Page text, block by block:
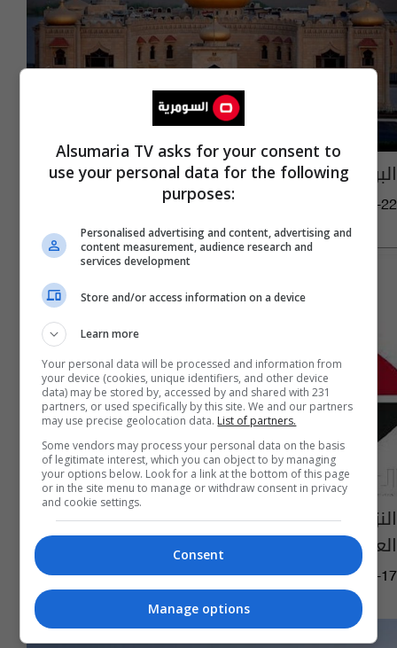
البرلمان يعلن اسماء المرشحين لرئاسة الجمهورية
11:24 | 2022-02-22
النزاهة الاتحادية تناقش آليات منح الشهادات
العليا في ميدان مكافحة الفساد
03:59 | 2021-10-17
Alsumaria TV asks for your consent to
use your personal data for the following
purposes:
Personalised advertising and content, advertising and
content measurement, audience research and
services development
Store and/or access information on a device
Learn more
Your personal data will be processed and information from
your device (cookies, unique identifiers, and other device
data) may be stored by, accessed by and shared with 231
partners, or used specifically by this site. We and our partners
may use precise geolocation data. List of partners.
Some vendors may process your personal data on the basis
of legitimate interest, which you can object to by managing
your options below. Look for a link at the bottom of this page
or in the site menu to manage or withdraw consent in privacy
and cookie settings.
Consent
Manage options